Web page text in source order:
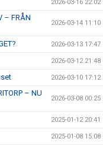
2026-03-16 22:02
– FRÅN
2026-03-14 11:10
2026-03-13 17:47
2026-03-12 21:48
2026-03-10 17:12
– NU
2026-03-08 00:25
2025-01-12 20:41
2025-01-08 15:08